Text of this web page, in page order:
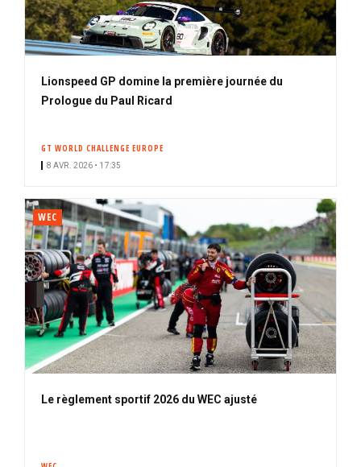
Lionspeed GP domine la première journée du
Prologue du Paul Ricard
GT WORLD CHALLENGE EUROPE
8 AVR. 2026 • 17:35
WEC
Le règlement sportif 2026 du WEC ajusté